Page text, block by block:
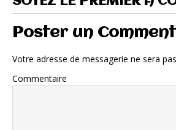
Poster un
Votre adresse de messagerie ne sera
Commentaire